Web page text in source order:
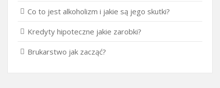
Co to jest alkoholizm i jakie są jego skutki?
Kredyty hipoteczne jakie zarobki?
Brukarstwo jak zacząć?